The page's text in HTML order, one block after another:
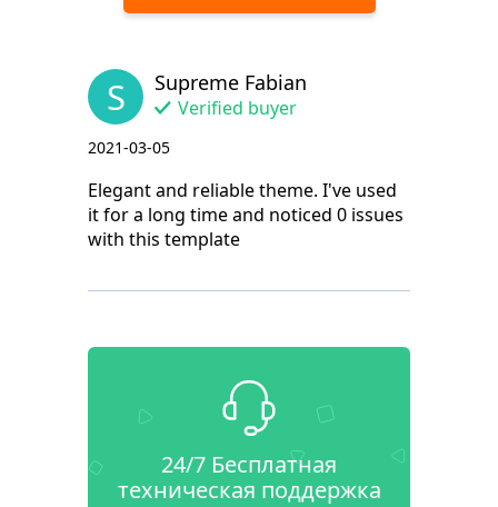
S Supreme Fabian
Verified buyer
2021-03-05
Elegant and reliable theme. I've used
it for a long time and noticed 0 issues
with this template
24/7 Бесплатная
техническая поддержка